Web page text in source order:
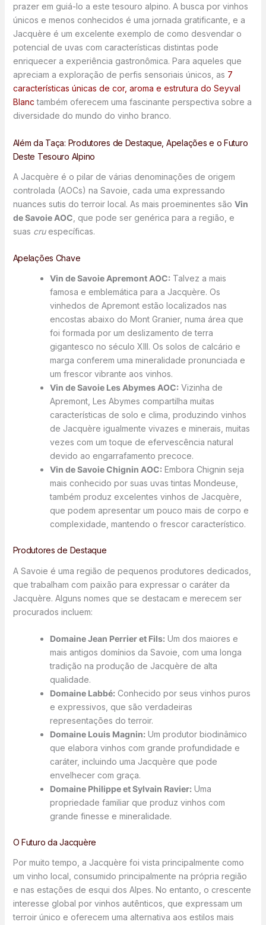
prazer em guiá-lo a este tesouro alpino. A busca por vinhos
únicos e menos conhecidos é uma jornada gratificante, e a
Jacquère é um excelente exemplo de como desvendar o
potencial de uvas com características distintas pode
enriquecer a experiência gastronômica. Para aqueles que
apreciam a exploração de perfis sensoriais únicos, as 7
características únicas de cor, aroma e estrutura do Seyval
Blanc também oferecem uma fascinante perspectiva sobre a
diversidade do mundo do vinho branco.
Além da Taça: Produtores de Destaque, Apelações e o Futuro
Deste Tesouro Alpino
A Jacquère é o pilar de várias denominações de origem
controlada (AOCs) na Savoie, cada uma expressando
nuances sutis do terroir local. As mais proeminentes são Vin
de Savoie AOC , que pode ser genérica para a região, e
suas cruespecíficas.
Apelações Chave
Vin de Savoie Apremont AOC:Talvez a mais
famosa e emblemática para a Jacquère. Os
vinhedos de Apremont estão localizados nas
encostas abaixo do Mont Granier, numa área que
foi formada por um deslizamento de terra
gigantesco no século XIII. Os solos de calcário e
marga conferem uma mineralidade pronunciada e
um frescor vibrante aos vinhos.
Vin de Savoie Les Abymes AOC:Vizinha de
Apremont, Les Abymes compartilha muitas
características de solo e clima, produzindo vinhos
de Jacquère igualmente vivazes e minerais, muitas
vezes com um toque de efervescência natural
devido ao engarrafamento precoce.
Vin de Savoie Chignin AOC:Embora Chignin seja
mais conhecido por suas uvas tintas Mondeuse,
também produz excelentes vinhos de Jacquère,
que podem apresentar um pouco mais de corpo e
complexidade, mantendo o frescor característico.
Produtores de Destaque
A Savoie é uma região de pequenos produtores dedicados,
que trabalham com paixão para expressar o caráter da
Jacquère. Alguns nomes que se destacam e merecem ser
procurados incluem:
Domaine Jean Perrier et Fils:Um dos maiores e
mais antigos domínios da Savoie, com uma longa
tradição na produção de Jacquère de alta
qualidade.
Domaine Labbé:Conhecido por seus vinhos puros
e expressivos, que são verdadeiras
representações do terroir.
Domaine Louis Magnin:Um produtor biodinâmico
que elabora vinhos com grande profundidade e
caráter, incluindo uma Jacquère que pode
envelhecer com graça.
Domaine Philippe et Sylvain Ravier:Uma
propriedade familiar que produz vinhos com
grande finesse e mineralidade.
O Futuro da Jacquère
Por muito tempo, a Jacquère foi vista principalmente como
um vinho local, consumido principalmente na própria região
e nas estações de esqui dos Alpes. No entanto, o crescente
interesse global por vinhos autênticos, que expressam um
terroir único e oferecem uma alternativa aos estilos mais